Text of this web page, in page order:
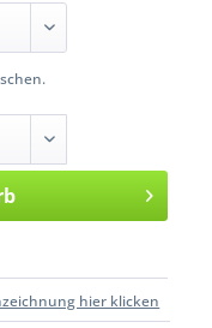
hier klicken